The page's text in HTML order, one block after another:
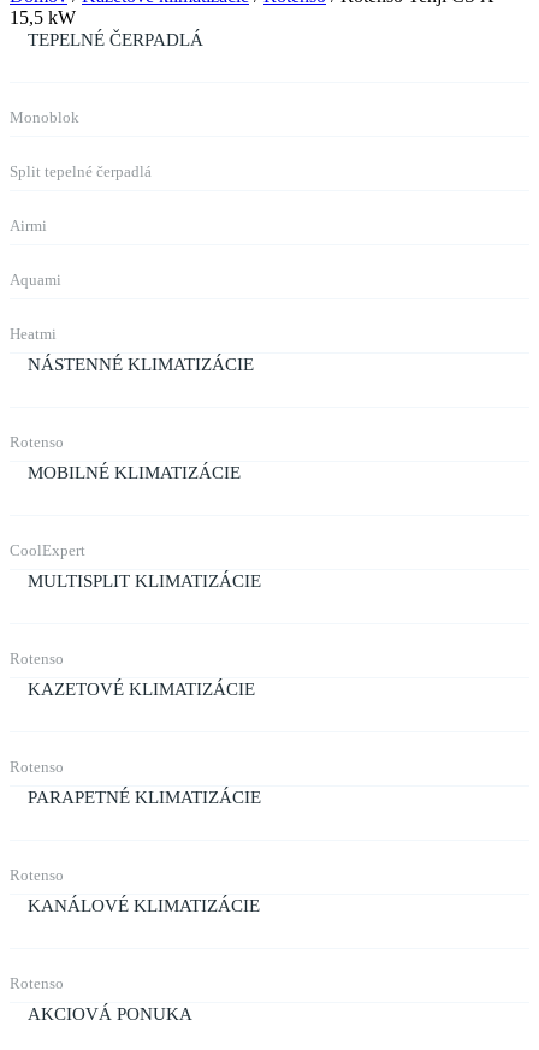
15,5 kW
TEPELNÉ ČERPADLÁ
Monoblok
Split tepelné čerpadlá
Airmi
Aquami
Heatmi
NÁSTENNÉ KLIMATIZÁCIE
Rotenso
MOBILNÉ KLIMATIZÁCIE
CoolExpert
MULTISPLIT KLIMATIZÁCIE
Rotenso
KAZETOVÉ KLIMATIZÁCIE
Rotenso
PARAPETNÉ KLIMATIZÁCIE
Rotenso
KANÁLOVÉ KLIMATIZÁCIE
Rotenso
AKCIOVÁ PONUKA